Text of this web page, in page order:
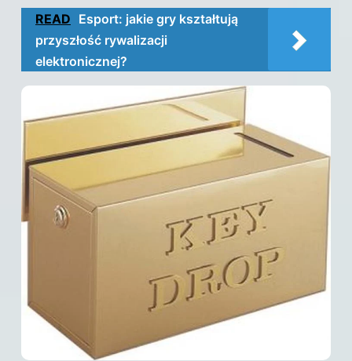
READ Esport: jakie gry kształtują
przyszłość rywalizacji
elektronicznej?